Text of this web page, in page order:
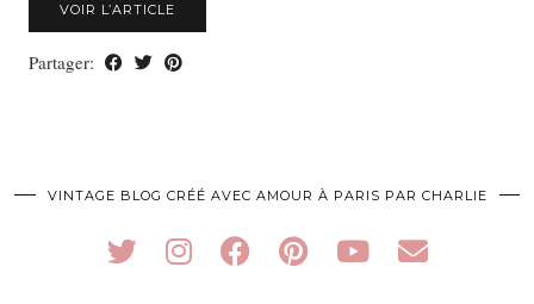
VOIR L’ARTICLE
Partager:
VINTAGE BLOG CRÉÉ AVEC AMOUR À PARIS PAR CHARLIE